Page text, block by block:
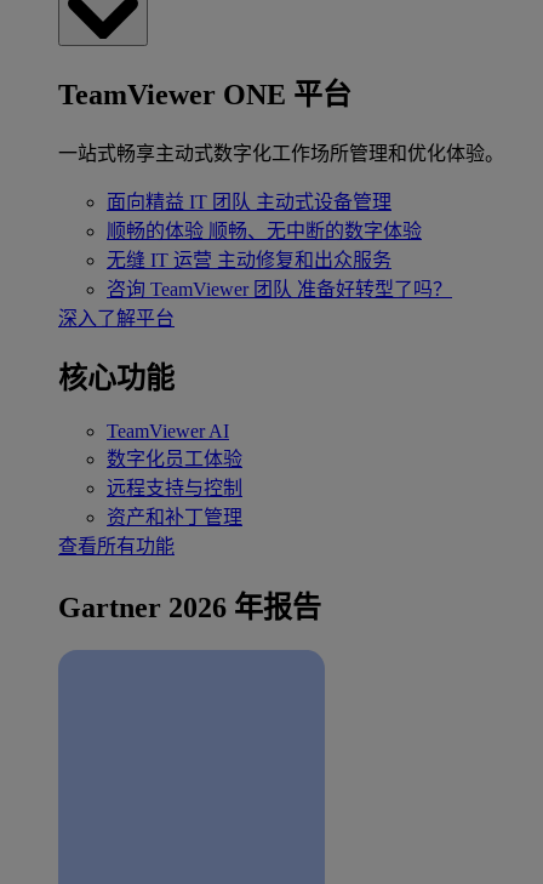
TeamViewer ONE 平台
一站式畅享主动式数字化工作场所管理和优化体验。
面向精益 IT 团队 主动式设备管理
顺畅的体验 顺畅、无中断的数字体验
无缝 IT 运营 主动修复和出众服务
咨询 TeamViewer 团队 准备好转型了吗？
深入了解平台
核心功能
TeamViewer AI
数字化员工体验
远程支持与控制
资产和补丁管理
查看所有功能
Gartner 2026 年报告